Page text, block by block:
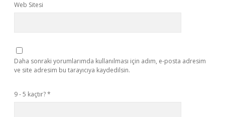
Web Sitesi
Daha sonraki yorumlarımda kullanılması için adım, e-posta adresim
ve site adresim bu tarayıcıya kaydedilsin.
9 - 5 kaçtır?*